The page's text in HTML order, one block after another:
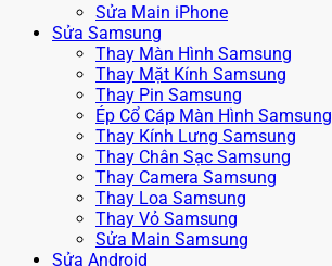
Sửa Main iPhone
Sửa Samsung
Thay Màn Hình Samsung
Thay Mặt Kính Samsung
Thay Pin Samsung
Ép Cổ Cáp Màn Hình Samsung
Thay Kính Lưng Samsung
Thay Chân Sạc Samsung
Thay Camera Samsung
Thay Loa Samsung
Thay Vỏ Samsung
Sửa Main Samsung
Sửa Android